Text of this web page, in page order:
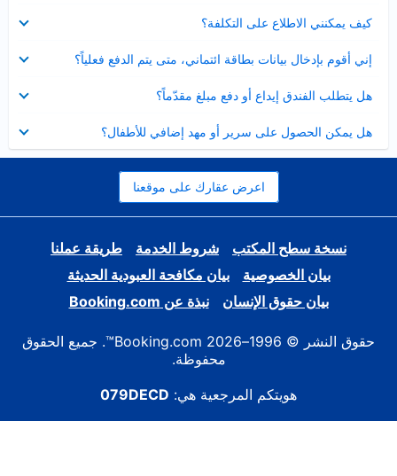
كيف يمكنني الاطلاع على التكلفة؟
مصغر
إني أقوم بإدخال بيانات بطاقة ائتماني، متى يتم الدفع فعلياً؟
مصغر
هل يتطلب الفندق إيداع أو دفع مبلغ مقدّماً؟
مصغر
هل يمكن الحصول على سرير أو مهد إضافي للأطفال؟
مصغر
اعرض عقارك على موقعنا
نسخة سطح المكتب شروط الخدمة
طريقة عملنا
بيان الخصوصية
بيان مكافحة العبودية الحديثة
بيان حقوق الإنسان
نبذة عن Booking.com
حقوق النشر © 1996–2026 Booking.com™. جميع الحقوق
محفوظة.
هويتكم المرجعية هي: 079DECD